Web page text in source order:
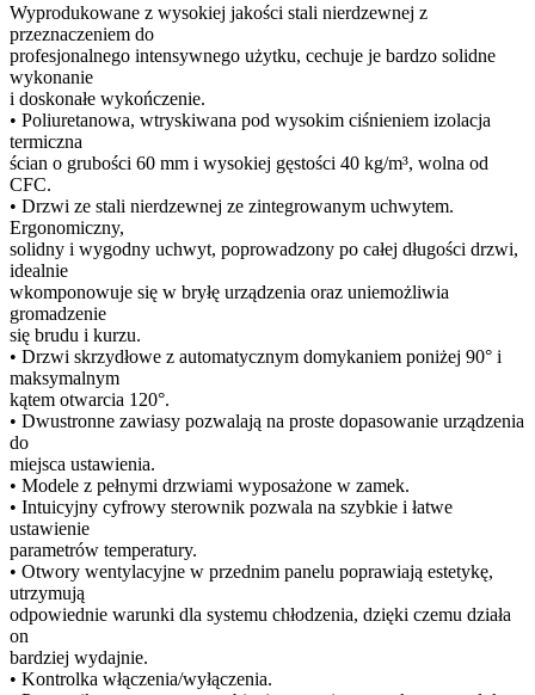
Wyprodukowane z wysokiej jakości stali nierdzewnej z
przeznaczeniem do
profesjonalnego intensywnego użytku, cechuje je bardzo solidne
wykonanie
i doskonałe wykończenie.
• Poliuretanowa, wtryskiwana pod wysokim ciśnieniem izolacja
termiczna
ścian o grubości 60 mm i wysokiej gęstości 40 kg/m³, wolna od
CFC.
• Drzwi ze stali nierdzewnej ze zintegrowanym uchwytem.
Ergonomiczny,
solidny i wygodny uchwyt, poprowadzony po całej długości drzwi,
idealnie
wkomponowuje się w bryłę urządzenia oraz uniemożliwia
gromadzenie
się brudu i kurzu.
• Drzwi skrzydłowe z automatycznym domykaniem poniżej 90° i
maksymalnym
kątem otwarcia 120°.
• Dwustronne zawiasy pozwalają na proste dopasowanie urządzenia
do
miejsca ustawienia.
• Modele z pełnymi drzwiami wyposażone w zamek.
• Intuicyjny cyfrowy sterownik pozwala na szybkie i łatwe
ustawienie
parametrów temperatury.
• Otwory wentylacyjne w przednim panelu poprawiają estetykę,
utrzymują
odpowiednie warunki dla systemu chłodzenia, dzięki czemu działa
on
bardziej wydajnie.
• Kontrolka włączenia/wyłączenia.